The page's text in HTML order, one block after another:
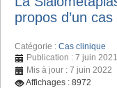
propos d’un
Catégorie : Cas clinique
Publication : 7 juin 2021
Mis à jour : 7 juin 2022
Affichages : 8972